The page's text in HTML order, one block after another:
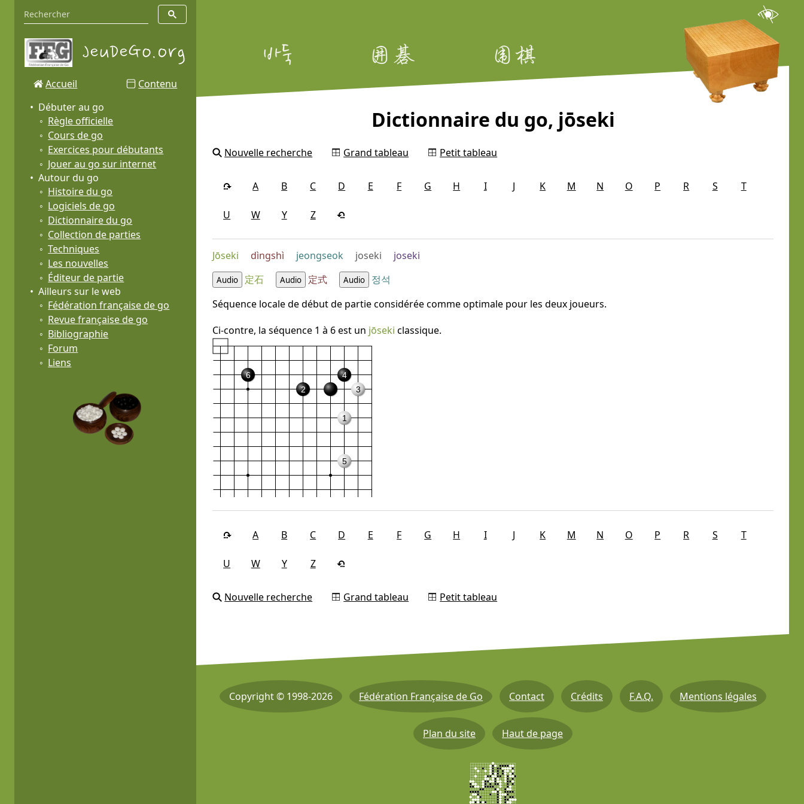
Accueil
Contenu
Débuter au go
Règle officielle
Cours de go
Exercices pour débutants
Jouer au go sur internet
Autour du go
Histoire du go
Logiciels de go
Dictionnaire du go
Collection de parties
Techniques
Les nouvelles
Éditeur de partie
Ailleurs sur le web
Fédération française de go
Revue française de go
Bibliographie
Forum
Liens
Dictionnaire du go, jōseki
Nouvelle recherche Grand tableau Petit tableau
A B C D E F G H I J K M N O P R S T
U W Y Z
Jōseki dìngshì jeongseok joseki joseki
Audio 定石 Audio 定式 Audio
정석
Séquence locale de début de partie considérée comme optimale pour les deux joueurs.
Ci-contre, la séquence 1 à 6 est un jōseki classique.
6
2
4
1
5
3
A B C D E F G H I J K M N O P R S T
U W Y Z
Nouvelle recherche Grand tableau Petit tableau
Copyright © 1998-2026 Fédération Française de Go Contact Crédits F.A.Q. Mentions légales
Plan du site Haut de page